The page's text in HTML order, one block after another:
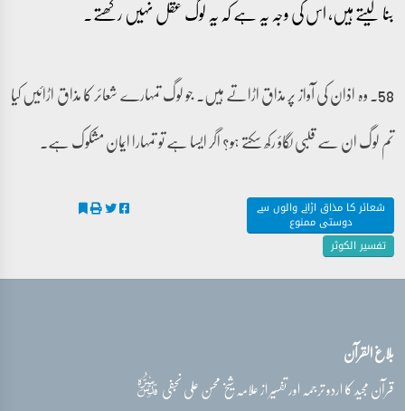
بنا لیتے ہیں، اس کی وجہ یہ ہے کہ یہ لوگ عقل نہیں رکھتے۔
58۔ وہ اذان کی آواز پر مذاق اڑاتے ہیں۔ جو لوگ تمہارے شعائر کا مذاق اڑائیں کیا
تم لوگ ان سے قلبی لگاؤ رکھ سکتے ہو؟ اگر ایسا ہے تو تمہارا ایمان مشکوک ہے۔
شعائر کا مذاق اڑانے والوں سے
دوستی ممنوع
تفسیر الکوثر
بلاغ القرآن
قرآن مجید کا اردو ترجمہ اور تفسیر از علامہ شیخ محسن علی نجفیقدس‌سره